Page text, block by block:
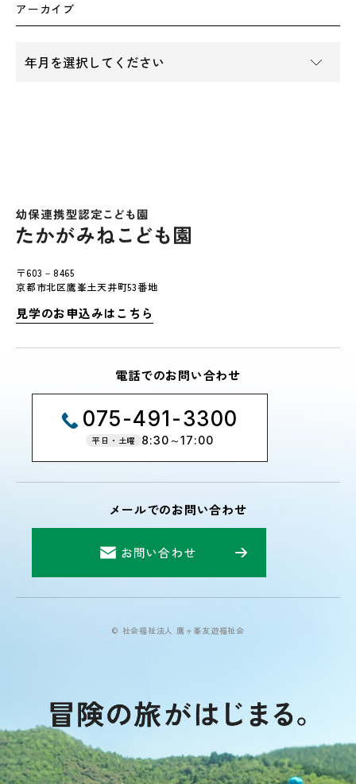
アーカイブ
〒603－8465
京都市北区鷹峯土天井町53番地
見学のお申込みはこちら
電話でのお問い合わせ
075-491-3300
平日・土曜 8:30～17:00
メールでのお問い合わせ
お問い合わせ
© 社会福祉法人 鷹ヶ峯友遊福祉会